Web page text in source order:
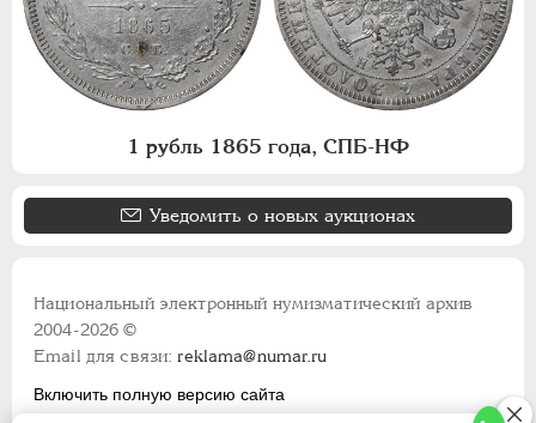
1 рубль 1865 года, СПБ-НФ
Уведомить о новых аукционах
Национальный электронный нумизматический архив
2004-2026 ©
Email для связи:reklama@numar.ru
Включить полную версию сайта